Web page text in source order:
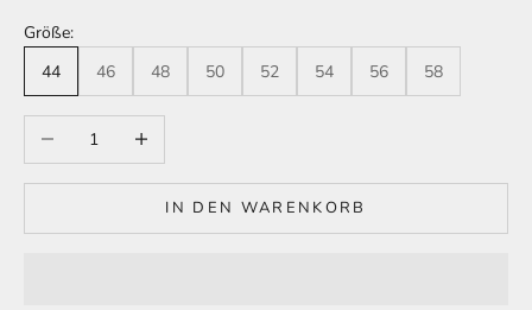
Größe:
44
46 48 50 52 54 56 58
Anzahl verringernAnzahl erhöhen
IN DEN WARENKORB